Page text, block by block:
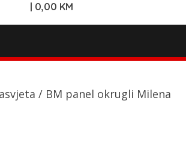
| 0,00 KM
/ BM panel okrugli Milena